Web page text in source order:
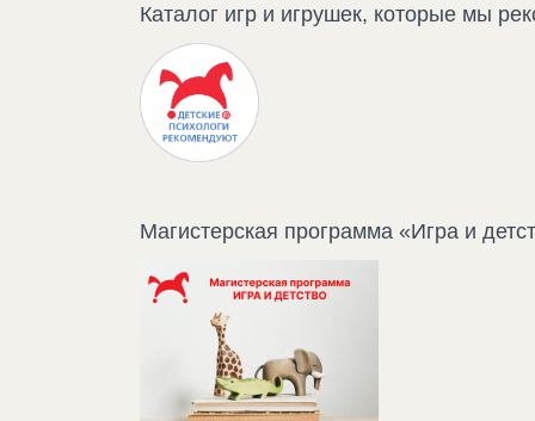
Каталог игр и игрушек, которые мы
Магистерская программа «Игра и